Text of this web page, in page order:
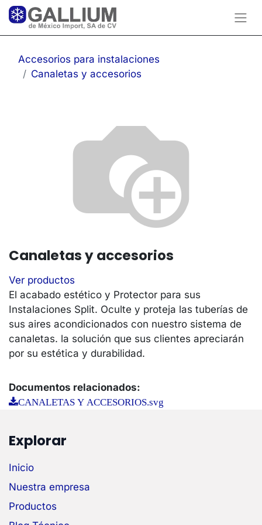
Accesorios para instalaciones
Canaletas y accesorios
Canaletas y accesorios
Ver productos
El acabado estético y Protector para sus
Instalaciones Split. Oculte y proteja las tuberías de
sus aires acondicionados con nuestro sistema de
canaletas. la solución que sus clientes apreciarán
por su estética y durabilidad.
Documentos relacionados:
CANALETAS Y ACCESORIOS.svg
Explorar
Inicio
Nuestra empresa
Productos